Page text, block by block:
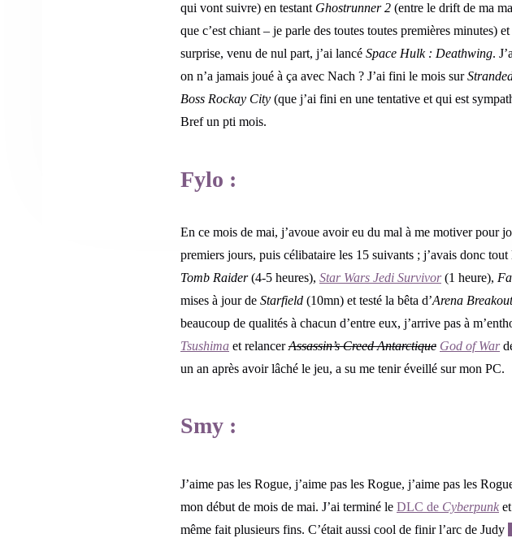
qui vont suivre) en testant Ghostrunner 2 (entre le drift de ma
que c’est chiant – je parle des toutes toutes premières minutes) et
surprise, venu de nul part, j’ai lancé Space Hulk : Deathwing.
on n’a jamais joué à ça avec Nach ? J’ai fini le mois sur
Boss Rockay City (que j’ai fini en une tentative et qui est
Bref un pti mois.
Fylo :
En ce mois de mai, j’avoue avoir eu du mal à me motiver pour
premiers jours, puis célibataire les 15 suivants ; j’avais donc
Tomb Raider(4-5 heures), Star Wars Jedi Survivor(1 heure),
mises à jour de Starfield (10mn) et testé la bêta d’Arena
beaucoup de qualités à chacun d’entre eux, j’arrive pas à
Tsushima et relancerAssassin’s Creed Antarctique God of War
un an après avoir lâché le jeu, a su me tenir éveillé sur mon PC.
Smy :
J’aime pas les Rogue, j’aime pas les Rogue, j’aime pas les
mon début de mois de mai. J’ai terminé le DLC de Cyberpunk
même fait plusieurs fins. C’était aussi cool de finir l’arc de Judy